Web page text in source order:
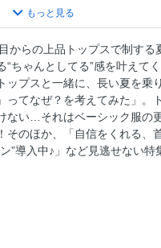
GOYARD
買った？」
れ服 ＃3 ナイトウェディング
＃01
愛さん
い (22)佐藤マクニッシュ怜子
が教えてくれたこと〜
らの上品トップスで制する
ちゃんとしてる”感を叶えて
プスと一緒に、長い夏を乗
ってなぜ？を考えてみた」。
ない…それはベーシック服の
のほか、「自信をくれる、
”導入中♪」など見逃せない特